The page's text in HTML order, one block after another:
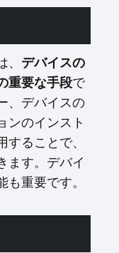
デバイスの
重要な手段で
、デバイスの
ンのインスト
ることで、
ます。デバイ
重要です。